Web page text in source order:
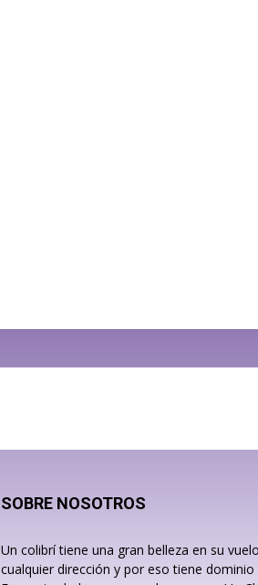
SOBRE NOSOTROS
Un colibrí tiene una gran belleza en su
cualquier dirección y por eso tiene dominio